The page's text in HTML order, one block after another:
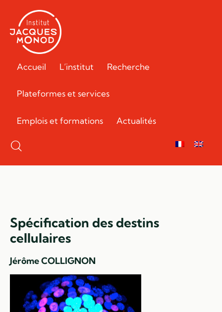
Accueil L’institut Recherche
Plateformes et services
Emplois et formations Actualités
Spécification des destins
cellulaires
Jérôme COLLIGNON